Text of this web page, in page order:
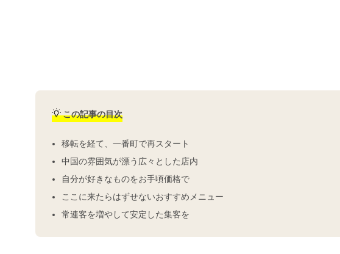
この記事の目次
移転を経て、一番町で再スタート
中国の雰囲気が漂う広々とした店内
自分が好きなものをお手頃価格で
ここに来たらはずせないおすすめメニュー
常連客を増やして安定した集客を